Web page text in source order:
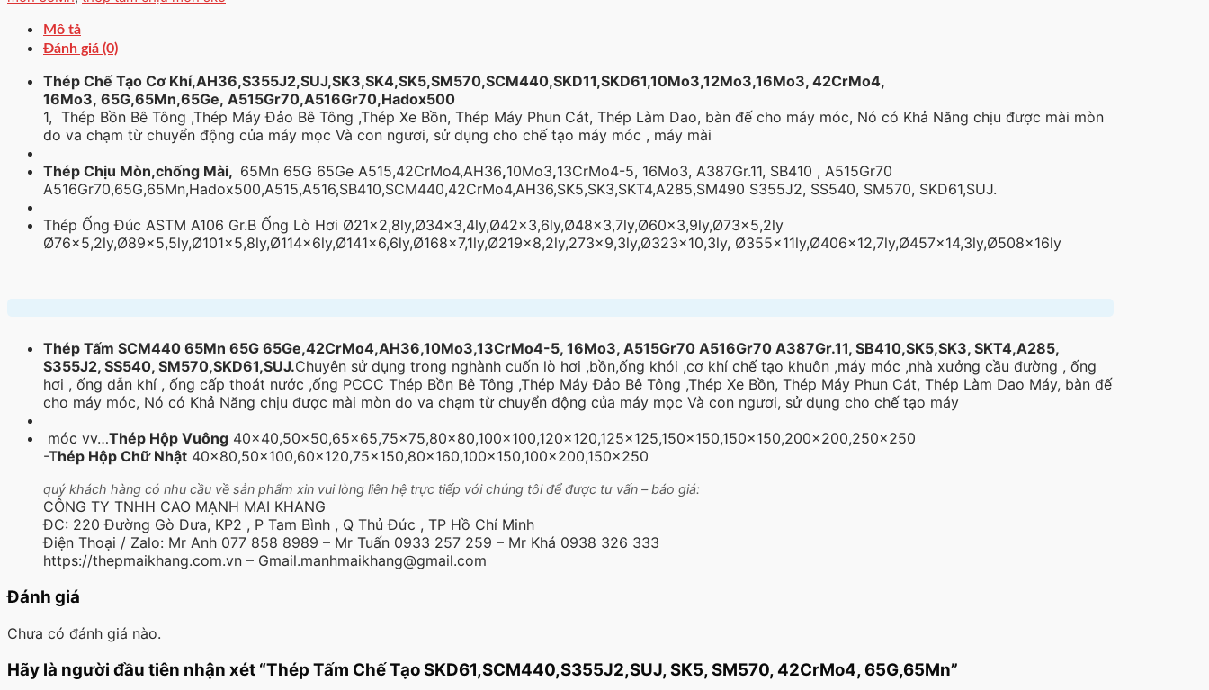
Mô tả
Đánh giá (0)
Thép Chế Tạo Cơ Khí,AH36,S355J2,SUJ,SK3,SK4,SK5,SM570,SCM440,SKD11,SKD61,10Mo3,12Mo3,16Mo3, 42CrMo4,
16Mo3, 65G,65Mn,65Ge, A515Gr70,A516Gr70,Hadox500
1, Thép Bồn Bê Tông ,Thép Máy Đảo Bê Tông ,Thép Xe Bồn, Thép Máy Phun Cát, Thép Làm Dao, bàn đế cho máy móc, Nó có Khả Năng chịu được mài mòn
do va chạm từ chuyển động của máy mọc Và con ngươi, sử dụng cho chế tạo máy móc , máy mài
Thép Chịu Mòn,chống Mài, 65Mn 65G 65Ge A515,42CrMo4,AH36,10Mo3,13CrMo4-5, 16Mo3, A387Gr.11, SB410 , A515Gr70
A516Gr70,65G,65Mn,Hadox500,A515,A516,SB410,SCM440,42CrMo4,AH36,SK5,SK3,SKT4,A285,SM490 S355J2, SS540, SM570, SKD61,SUJ.
Thép Ống Đúc ASTM A106 Gr.B Ống Lò Hơi Ø21×2,8ly,Ø34×3,4ly,Ø42×3,6ly,Ø48×3,7ly,Ø60×3,9ly,Ø73×5,2ly
Ø76×5,2ly,Ø89×5,5ly,Ø101×5,8ly,Ø114x6ly,Ø141×6,6ly,Ø168×7,1ly,Ø219×8,2ly,273×9,3ly,Ø323×10,3ly, Ø355x11ly,Ø406×12,7ly,Ø457×14,3ly,Ø508x16ly
Thép Tấm SCM440 65Mn 65G 65Ge,42CrMo4,AH36,10Mo3,13CrMo4-5, 16Mo3, A515Gr70 A516Gr70 A387Gr.11, SB410,SK5,SK3, SKT4,A285,
S355J2, SS540, SM570,SKD61,SUJ.Chuyên sử dụng trong nghành cuốn lò hơi ,bồn,ống khói ,cơ khí chế tạo khuôn ,máy móc ,nhà xưởng cầu đường , ống
hơi , ống dẫn khí , ống cấp thoát nước ,ống PCCC Thép Bồn Bê Tông ,Thép Máy Đảo Bê Tông ,Thép Xe Bồn, Thép Máy Phun Cát, Thép Làm Dao Máy, bàn đế
cho máy móc, Nó có Khả Năng chịu được mài mòn do va chạm từ chuyển động của máy mọc Và con ngươi, sử dụng cho chế tạo máy
móc vv…Thép Hộp Vuông 40×40,50×50,65×65,75×75,80×80,100×100,120×120,125×125,150×150,150×150,200×200,250×250
-Thép Hộp Chữ Nhật 40×80,50×100,60×120,75×150,80×160,100×150,100×200,150×250
quý khách hàng có nhu cầu về sản phẩm xin vui lòng liên hệ trực tiếp với chúng tôi để được tư vấn – báo giá:
CÔNG TY TNHH CAO MẠNH MAI KHANG
ĐC: 220 Đường Gò Dưa, KP2 , P Tam Bình , Q Thủ Đức , TP Hồ Chí Minh
Điện Thoại / Zalo: Mr Anh 077 858 8989 – Mr Tuấn 0933 257 259 – Mr Khá 0938 326 333
https://thepmaikhang.com.vn – Gmail.manhmaikhang@gmail.com
Đánh giá
Chưa có đánh giá nào.
Hãy là người đầu tiên nhận xét “Thép Tấm Chế Tạo SKD61,SCM440,S355J2,SUJ, SK5, SM570, 42CrMo4, 65G,65Mn”